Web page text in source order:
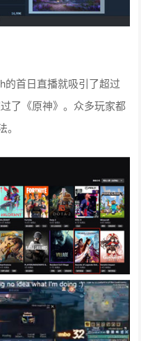
首日直播就吸引了超过
了《原神》。众多玩家都